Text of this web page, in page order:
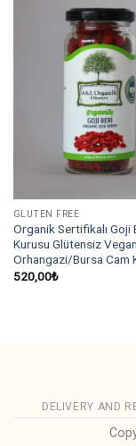
GLUTEN FREE
Organik Sertifikalı Goji
Kurusu Glütensiz
Orhangazi/Bursa Cam
520,00₺
DELIVERY AND